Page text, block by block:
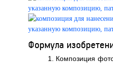
Формула
1. Композиция